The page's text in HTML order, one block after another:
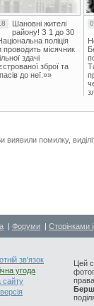
Шановні жителі
району! З 1 до 30
поліція
проводить місячник
здачі
зброї та
до неї.»»
виявили помилку,
| Форуми | Сторінками
зв'язок
угода
сайту
Цей